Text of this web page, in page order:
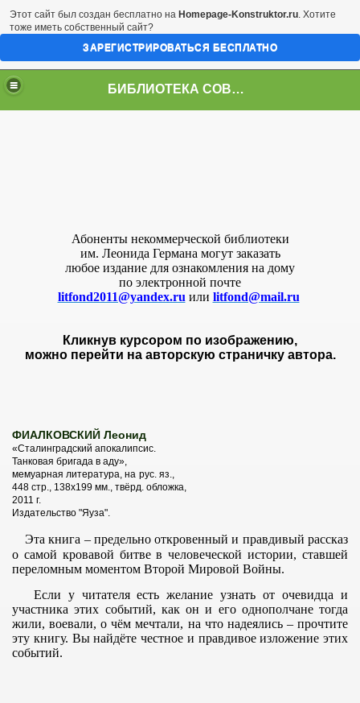
БИБЛИОТЕКА СОВРЕМЕННОЙ ЛИТЕРАТУРЫ
Абоненты некоммерческой библиотеки
им. Леонида Германа могут заказать
любое издание для ознакомления на дому
по электронной почте
litfond2011@yandex.ru или litfond@mail.ru
Кликнув курсором по изображению,
можно перейти на авторскую страничку автора.
ФИАЛКОВСКИЙ Леонид
«Сталинградский апокалипсис.
Танковая бригада в аду»,
мемуарная литература, на рус. яз.,
448 стр., 138х199 мм., твёрд. обложка,
2011 г.
Издательство "Яуза".
Эта книга – предельно откровенный и правдивый рассказ
о самой кровавой битве в человеческой истории, ставшей
переломным моментом Второй Мировой Войны.
Если у читателя есть желание узнать от очевидца и
участника этих событий, как он и его однополчане тогда
жили, воевали, о чём мечтали, на что надеялись – прочтите
эту книгу. Вы найдёте честное и правдивое изложение этих
событий.
Этот сайт был создан бесплатно на Homepage-Konstruktor.ru. Хотите
тоже иметь собственный сайт?
ЗАРЕГИСТРИРОВАТЬСЯ БЕСПЛАТНО